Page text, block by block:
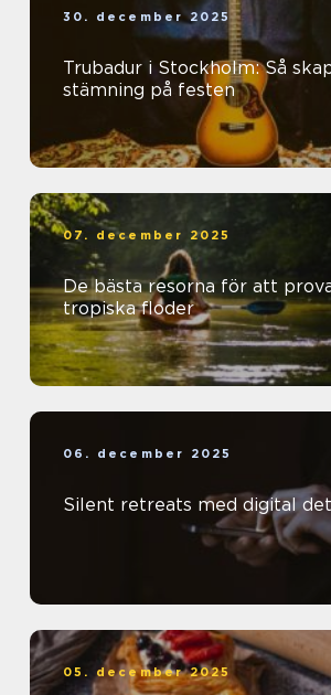
30. december 2025
Trubadur i Stockholm: Så
stämning på festen
07. december 2025
De bästa resorna för att
tropiska floder
06. december 2025
Silent retreats med digital
05. december 2025